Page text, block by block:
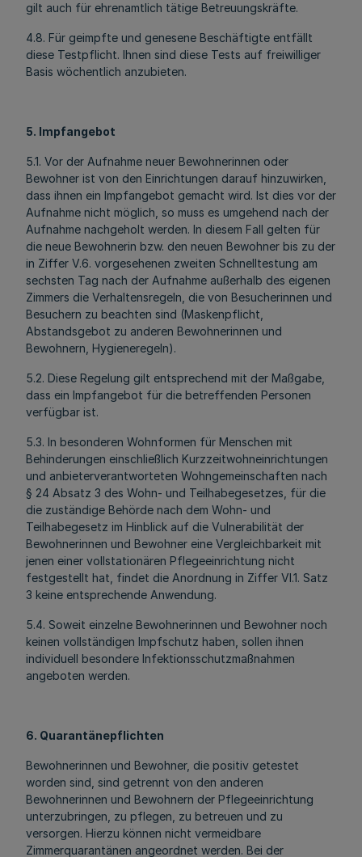
gilt auch für ehrenamtlich tätige Betreuungskräfte.
4.8. Für geimpfte und genesene Beschäftigte entfällt
diese Testpflicht. Ihnen sind diese Tests auf freiwilliger
Basis wöchentlich anzubieten.
5. Impfangebot
5.1. Vor der Aufnahme neuer Bewohnerinnen oder
Bewohner ist von den Einrichtungen darauf hinzuwirken,
dass ihnen ein Impfangebot gemacht wird. Ist dies vor der
Aufnahme nicht möglich, so muss es umgehend nach der
Aufnahme nachgeholt werden. In diesem Fall gelten für
die neue Bewohnerin bzw. den neuen Bewohner bis zu der
in Ziffer V.6. vorgesehenen zweiten Schnelltestung am
sechsten Tag nach der Aufnahme außerhalb des eigenen
Zimmers die Verhaltensregeln, die von Besucherinnen und
Besuchern zu beachten sind (Maskenpflicht,
Abstandsgebot zu anderen Bewohnerinnen und
Bewohnern, Hygieneregeln).
5.2. Diese Regelung gilt entsprechend mit der Maßgabe,
dass ein Impfangebot für die betreffenden Personen
verfügbar ist.
5.3. In besonderen Wohnformen für Menschen mit
Behinderungen einschließlich Kurzzeitwohneinrichtungen
und anbieterverantworteten Wohngemeinschaften nach
§ 24 Absatz 3 des Wohn- und Teilhabegesetzes, für die
die zuständige Behörde nach dem Wohn- und
Teilhabegesetz im Hinblick auf die Vulnerabilität der
Bewohnerinnen und Bewohner eine Vergleichbarkeit mit
jenen einer vollstationären Pflegeeinrichtung nicht
festgestellt hat, findet die Anordnung in Ziffer VI.1. Satz
3 keine entsprechende Anwendung.
5.4. Soweit einzelne Bewohnerinnen und Bewohner noch
keinen vollständigen Impfschutz haben, sollen ihnen
individuell besondere Infektionsschutzmaßnahmen
angeboten werden.
6. Quarantänepflichten
Bewohnerinnen und Bewohner, die positiv getestet
worden sind, sind getrennt von den anderen
Bewohnerinnen und Bewohnern der Pflegeeinrichtung
unterzubringen, zu pflegen, zu betreuen und zu
versorgen. Hierzu können nicht vermeidbare
Zimmerquarantänen angeordnet werden. Bei der